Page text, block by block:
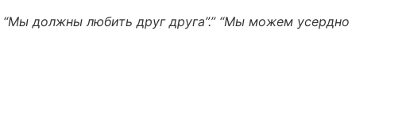
“Мы должны любить друг друга”.” “Мы можем усердно